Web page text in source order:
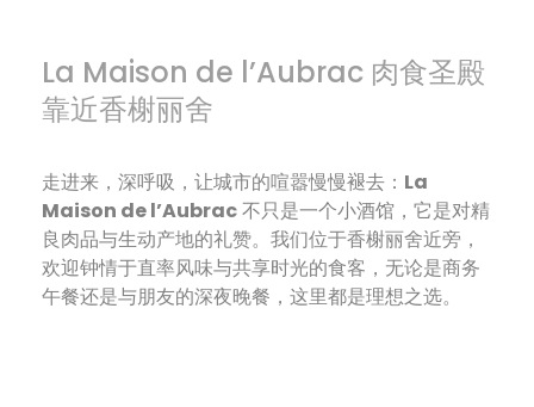
La Maison de l’Aubrac 肉食圣殿
靠近香榭丽舍
走进来，深呼吸，让城市的喧嚣慢慢褪去： La
Maison de l’Aubrac不只是一个小酒馆，它是对精
良肉品与生动产地的礼赞。我们位于香榭丽舍近旁，
欢迎钟情于直率风味与共享时光的食客，无论是商务
午餐还是与朋友的深夜晚餐，这里都是理想之选。